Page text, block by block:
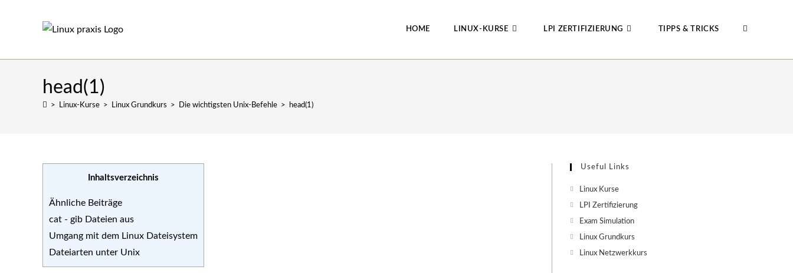
HOME LINUX-KURSE LPI ZERTIFIZIERUNG TIPPS & TRICKS WEBSITE-
head(1)
> Linux-Kurse > Linux Grundkurs > Die wichtigsten Unix-Befehle > head(1)
Inhaltsverzeichnis
Ähnliche Beiträge
cat - gib Dateien aus
Umgang mit dem Linux Dateisystem
Dateiarten unter Unix
Useful Links
Linux Kurse
LPI Zertifizierung
Exam Simulation
Linux Grundkurs
Linux Netzwerkkurs